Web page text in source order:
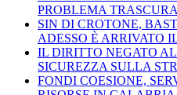
PROBLEMA
SIN DI CROTONE,
ADESSO È ARRIVATO
IL DIRITTO NEGATO
SICUREZZA SULLA
FONDI COESIONE,